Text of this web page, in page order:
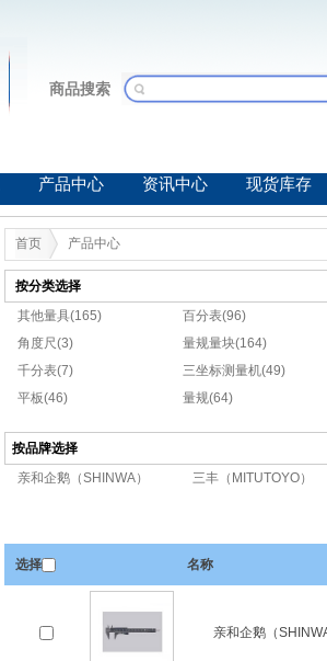
商品搜索
产品中心 资讯中心 现货库存
首页 产品中心
按分类选择
其他量具(165)
百分表(96)
角度尺(3)
量规量块(164)
千分表(7)
三坐标测量机(49)
平板(46)
量规(64)
按品牌选择
亲和企鹅（SHINWA）
三丰（MITUTOYO）
选择 名称
亲和企鹅（